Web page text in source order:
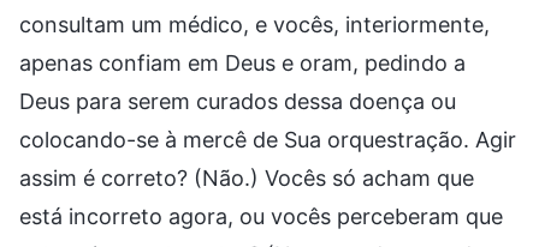
consultam um médico, e vocês, interiormente,
apenas confiam em Deus e oram, pedindo a
Deus para serem curados dessa doença ou
colocando-se à mercê de Sua orquestração. Agir
assim é correto? (Não.) Vocês só acham que
está incorreto agora, ou vocês perceberam que